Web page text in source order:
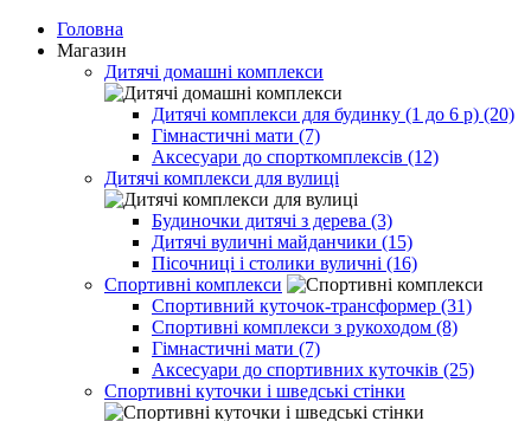
Головна
Магазин
Дитячі домашні комплекси
Дитячі комплекси для будинку (1 до 6 р) (20)
Гімнастичні мати (7)
Аксесуари до спорткомплексів (12)
Дитячі комплекси для вулиці
Будиночки дитячі з дерева (3)
Дитячі вуличні майданчики (15)
Пісочниці і столики вуличні (16)
Спортивні комплекси
Спортивний куточок-трансформер (31)
Спортивні комплекси з рукоходом (8)
Гімнастичні мати (7)
Аксесуари до спортивних куточків (25)
Спортивні куточки і шведські стінки